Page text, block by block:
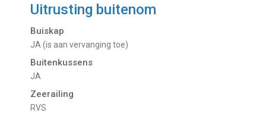
Uitrusting buitenom
Buiskap
JA (is aan vervanging toe)
Buitenkussens
JA
Zeerailing
RVS